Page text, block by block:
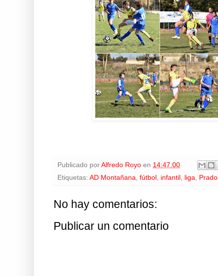
Publicado por Alfredo Royo en 14:47:00
Etiquetas: AD Montañana, fútbol , infantil , liga,
No hay comentarios:
Publicar un comentario